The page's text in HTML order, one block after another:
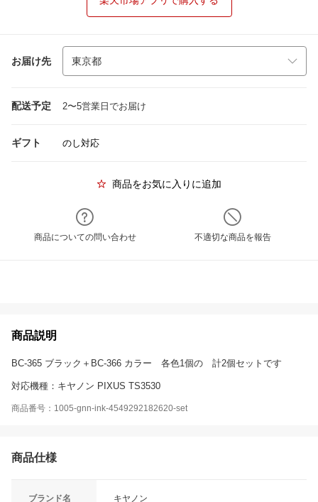
お届け先
配送予定 2〜5営業日でお届け
ギフト のし対応
商品をお気に入りに追加
商品についての問い合わせ 不適切な商品を報告
商品説明
BC-365 ブラック＋BC-366 カラー 各色1個の 計2個セットです
対応機種：キヤノン PIXUS TS3530
商品番号：1005-gnn-ink-4549292182620-set
商品仕様
ブランド名 キヤノン